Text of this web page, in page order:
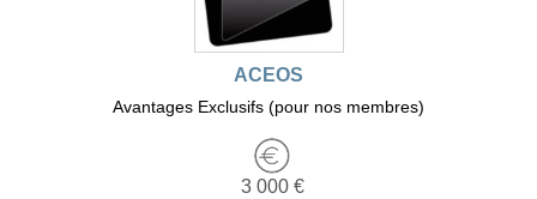
ACEOS
Avantages Exclusifs (pour nos membres)
3 000 €